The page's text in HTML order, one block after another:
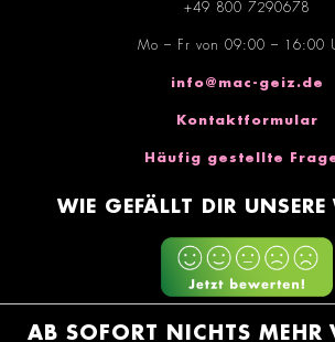
+49 800 7290678
Mo – Fr von 09:00 – 16:00
info@mac-geiz.de
Kontaktformular
Häufig gestellte
WIE GEFÄLLT DIR UNSERE
AB SOFORT NICHTS MEHR